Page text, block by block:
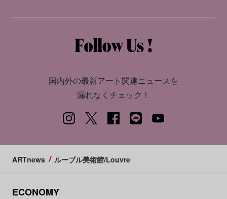
国内外の最新アート関連ニュースを
漏れなくチェック！
ARTnews ルーブル美術館/Louvre
ECONOMY